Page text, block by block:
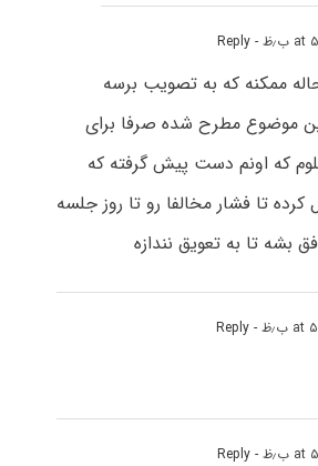
- Reply
ممکنه که به تصویب برسه
موضوع مطرح شده صرفا برای
که اونم دست پیش گرفته که
تا فشار مخالفا رو تا روز جلسه
بشه تا به تعویق نندازه
- Reply
- Reply